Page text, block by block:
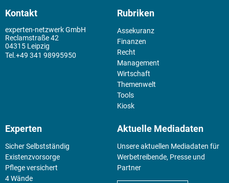
Kontakt
experten-netzwerk GmbH
Reclamstraße 42
04315 Leipzig
+49 341 98995950
Rubriken
Assekuranz
Finanzen
Recht
Management
Wirtschaft
Themenwelt
Tools
Kiosk
Experten
Sicher Selbstständig
Existenz­vorsorge
Pflege versichert
4 Wände
Aktuelle Mediadaten
Unsere aktuellen Mediadaten für
Werbetreibende, Presse und
Partner